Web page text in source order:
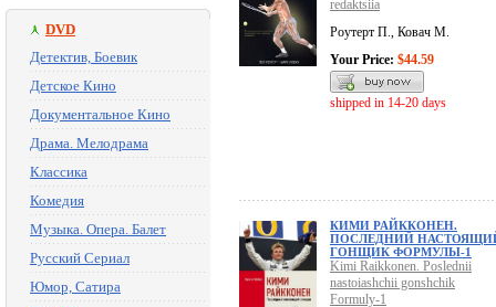
DVD
Детектив, Боевик
Детское Кино
Документальное Кино
Драма. Мелодрама
Классика
Комедия
Музыка. Опера. Балет
Русский Сериал
Юмор, Сатира
redaktsiia
Роутерт П., Ковач М.
Your Price: $44.59
shipped in 14-20 days
КИМИ РАЙККОНЕН.
ПОСЛЕДНИЙ
ГОНЩИК ФОРМУЛЫ-1
Kimi Raikkonen. Poslednii
nastoiashchii gonshchik
Formuly-1